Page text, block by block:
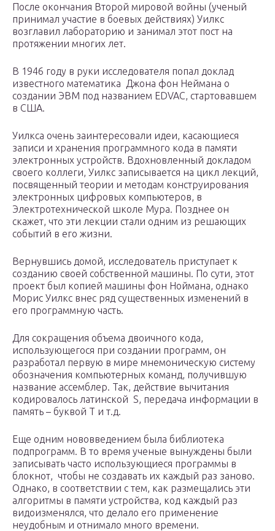
После окончания Второй мировой войны (ученый
принимал участие в боевых действиях) Уилкс
возглавил лабораторию и занимал этот пост на
протяжении многих лет.
В 1946 году в руки исследователя попал доклад
известного математика Джона фон Неймана о
создании ЭВМ под названием EDVAC, стартовавшем
в США.
Уилкса очень заинтересовали идеи, касающиеся
записи и хранения программного кода в памяти
электронных устройств. Вдохновленный докладом
своего коллеги, Уилкс записывается на цикл лекций,
посвященный теории и методам конструирования
электронных цифровых компьютеров, в
Электротехнической школе Мура. Позднее он
скажет, что эти лекции стали одним из решающих
событий в его жизни.
Вернувшись домой, исследователь приступает к
созданию своей собственной машины. По сути, этот
проект был копией машины фон Ноймана, однако
Морис Уилкс внес ряд существенных изменений в
его программную часть.
Для сокращения объема двоичного кода,
использующегося при создании программ, он
разработал первую в мире мнемоническую систему
обозначения компьютерных команд, получившую
название ассемблер. Так, действие вычитания
кодировалось латинской S, передача информации в
память – буквой T и т.д.
Еще одним нововведением была библиотека
подпрограмм. В то время ученые вынуждены были
записывать часто использующиеся программы в
блокнот, чтобы не создавать их каждый раз заново.
Однако, в соответствии с тем, как размещались эти
алгоритмы в памяти устройства, код каждый раз
видоизменялся, что делало его применение
неудобным и отнимало много времени.